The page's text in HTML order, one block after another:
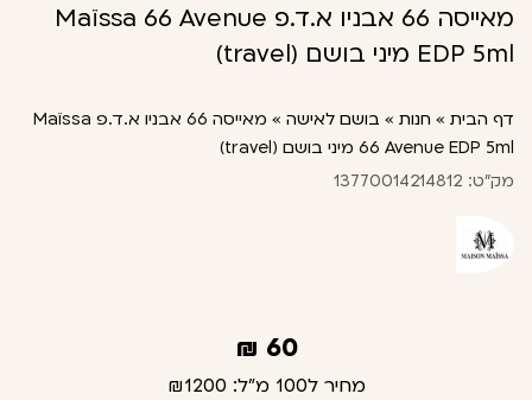
מאייסה 66 אבניו א.ד.פ Maïssa 66 Avenue
EDP 5ml מיני בושם (travel)
דף הבית » חנות » בושם לאישה »
מאייסה 66 אבניו א.ד.פ Maïssa
66 Avenue EDP 5ml מיני בושם (travel)
מק"ט: 13770014214812
60
₪
מחיר ל100 מ"ל: ₪1200